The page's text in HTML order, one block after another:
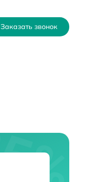
Заказать звонок